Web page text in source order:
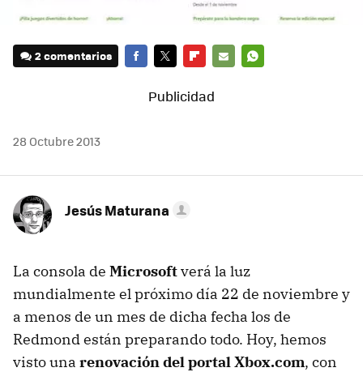
2 comentarios
MAIL
28 Octubre 2013
Jesús Maturana
La consola de Microsoftverá la luz
mundialmente el próximo día 22 de noviembre y
a menos de un mes de dicha fecha los de
Redmond están preparando todo. Hoy, hemos
visto una renovación del portal Xbox.com, con